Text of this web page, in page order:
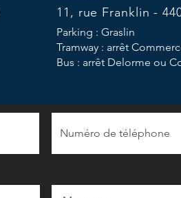
11, rue Franklin -
Parking : Graslin
Tramway : arrêt
Bus : arrêt Delorme ou